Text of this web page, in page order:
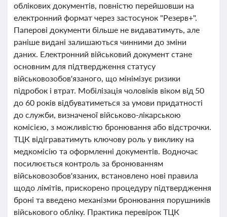
облікових документів, повністю перейшовши на
електронний формат через застосунок "Резерв+".
Паперові документи більше не видаватимуть, але
раніше видані залишаються чинними до зміни
даних. Електронний військовий документ стане
основним для підтвердження статусу
військовозобов'язаного, що мінімізує ризики
підробок і втрат. Мобілізація чоловіків віком від 50
до 60 років відбуватиметься за умови придатності
до служби, визначеної військово-лікарською
комісією, з можливістю бронювання або відстрочки.
ТЦК відіграватимуть ключову роль у виклику на
медкомісію та оформленні документів. Водночас
посилюється контроль за бронюванням
військовозобов'язаних, встановлено нові правила
щодо лімітів, прискорено процедуру підтвердження
броні та введено механізми бронювання порушників
військового обліку. Практика перевірок ТЦК